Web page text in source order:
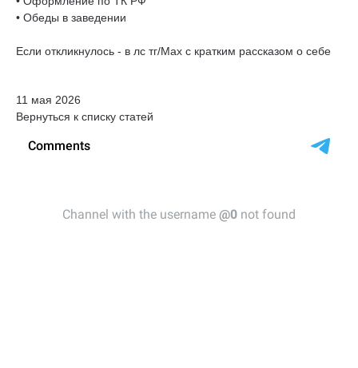
• Обеды в заведении
Если откликнулось - в лс тг/Max с кратким рассказом о себе
11 мая 2026
Вернуться к списку статей